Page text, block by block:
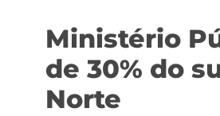
Ministério
de 30% do
Norte